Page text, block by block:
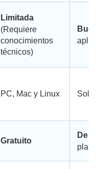
Limitada
(Requiere
conocimientos
técnicos)
PC, Mac y Linux Solo
Gratuito
De
plan